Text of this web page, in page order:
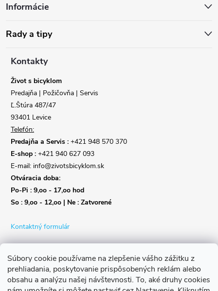
Súbory cookie používame na zlepšenie vášho zážitku z
prehliadania, poskytovanie prispôsobených reklám alebo
obsahu a analýzu našej návštevnosti. To, aké druhy cookies
p
ä
Informácie
Rady a tipy
Kontakty
Život s bicyklom
Predajňa | Požičovňa | Servis
Ľ.Štúra 487/47
93401 Levice
Telefón:
Predajňa a Servis : +421 948 570 370
E-shop : +421 940 627 093
E-mail: info@zivotsbicyklom.sk
Otváracia doba:
Po-Pi : 9,oo - 17,oo hod
So : 9,oo - 12,oo | Ne : Zatvorené
Kontaktný formulár